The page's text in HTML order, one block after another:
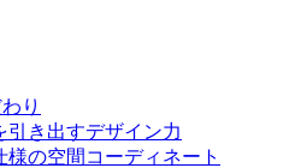
り
引き出すデザイン力
様の空間コーディネート